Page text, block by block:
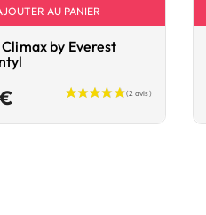
AU PANIER
by Everest
Prix